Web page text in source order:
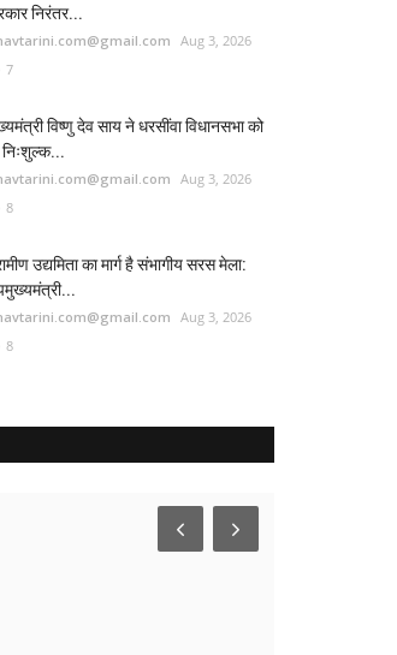
निरंतर...
Aug 3, 2026
7
विष्णु देव साय ने धरसींवा विधानसभा को
निःशुल्क...
Aug 3, 2026
8
उद्यमिता का मार्ग है संभागीय सरस मेला:
Aug 3, 2026
8